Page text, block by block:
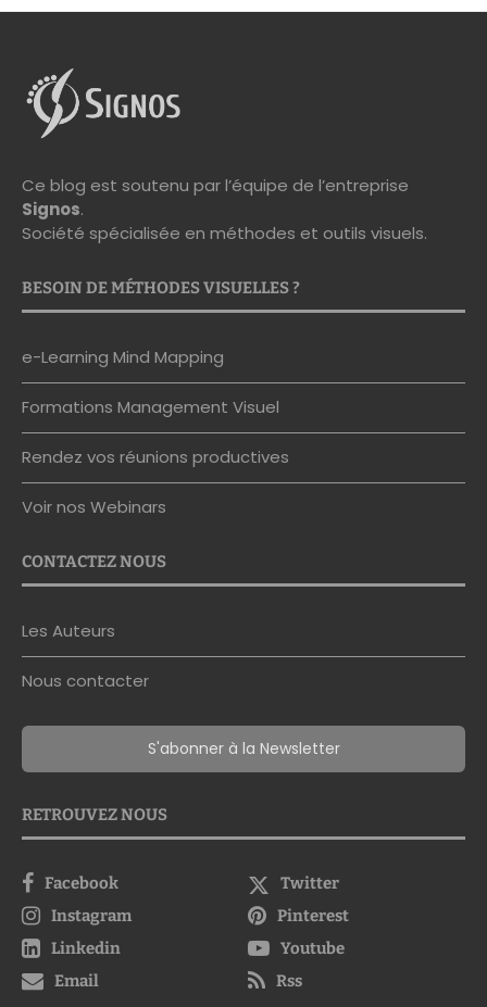
Ce blog est soutenu par l’équipe de l’entreprise
Signos.
Société spécialisée en méthodes et outils visuels.
BESOIN DE MÉTHODES VISUELLES ?
e-Learning Mind Mapping
Formations Management Visuel
Rendez vos réunions productives
Voir nos Webinars
CONTACTEZ NOUS
Les Auteurs
Nous contacter
S'abonner à la Newsletter
RETROUVEZ NOUS
Facebook
Twitter
Instagram
Pinterest
Linkedin
Youtube
Email
Rss